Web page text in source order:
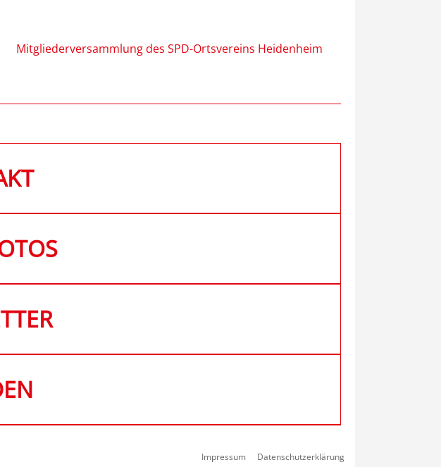
Mitgliederversammlung des SPD-Ortsvereins Heidenheim
Impressum Datenschutzerklärung